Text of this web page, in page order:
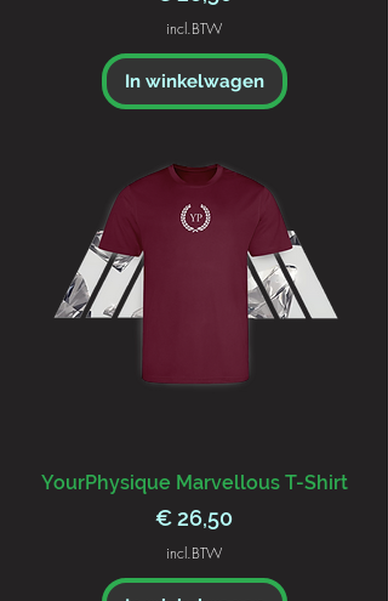
incl.BTW
In winkelwagen
YourPhysique Marvellous T-Shirt
Prijs
€ 26,50
incl.BTW